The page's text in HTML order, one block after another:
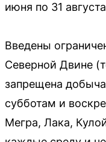
июня по 31
Введены
Северной Двине
запрещена
субботам и
Мегра, Лака,